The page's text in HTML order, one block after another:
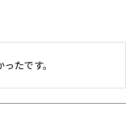
たです。